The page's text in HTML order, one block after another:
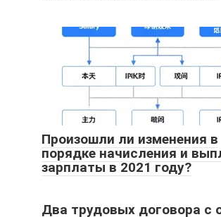
Произошли ли изменения в
порядке начисления и
зарплаты в 2021 году?
Два трудовых договора с